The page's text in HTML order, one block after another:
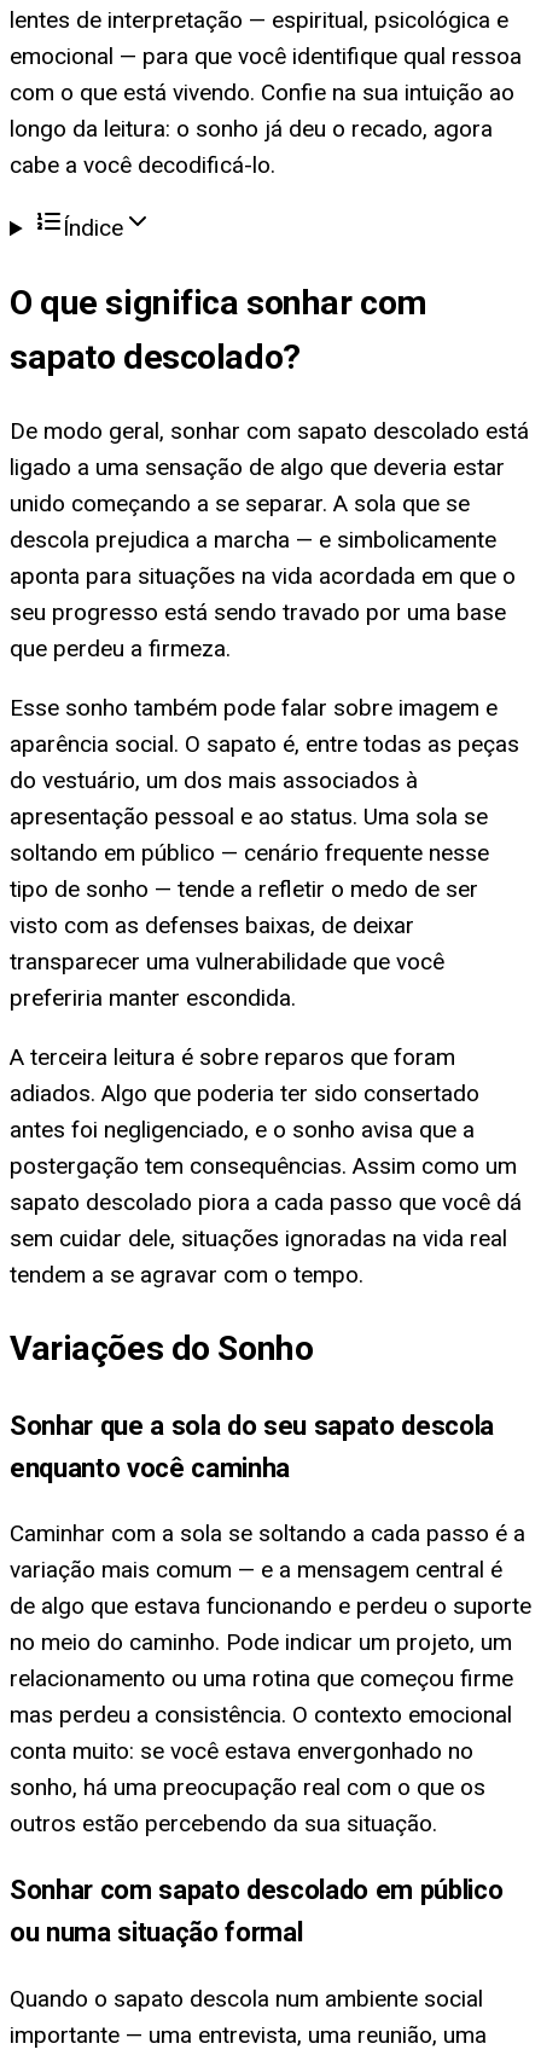
lentes de interpretação — espiritual, psicológica e
emocional — para que você identifique qual ressoa
com o que está vivendo. Confie na sua intuição ao
longo da leitura: o sonho já deu o recado, agora
cabe a você decodificá-lo.
Índice
O que significa sonhar com
sapato descolado?
De modo geral, sonhar com sapato descolado está
ligado a uma sensação de algo que deveria estar
unido começando a se separar. A sola que se
descola prejudica a marcha — e simbolicamente
aponta para situações na vida acordada em que o
seu progresso está sendo travado por uma base
que perdeu a firmeza.
Esse sonho também pode falar sobre imagem e
aparência social. O sapato é, entre todas as peças
do vestuário, um dos mais associados à
apresentação pessoal e ao status. Uma sola se
soltando em público — cenário frequente nesse
tipo de sonho — tende a refletir o medo de ser
visto com as defenses baixas, de deixar
transparecer uma vulnerabilidade que você
preferiria manter escondida.
A terceira leitura é sobre reparos que foram
adiados. Algo que poderia ter sido consertado
antes foi negligenciado, e o sonho avisa que a
postergação tem consequências. Assim como um
sapato descolado piora a cada passo que você dá
sem cuidar dele, situações ignoradas na vida real
tendem a se agravar com o tempo.
Variações do Sonho
Sonhar que a sola do seu sapato descola
enquanto você caminha
Caminhar com a sola se soltando a cada passo é a
variação mais comum — e a mensagem central é
de algo que estava funcionando e perdeu o suporte
no meio do caminho. Pode indicar um projeto, um
relacionamento ou uma rotina que começou firme
mas perdeu a consistência. O contexto emocional
conta muito: se você estava envergonhado no
sonho, há uma preocupação real com o que os
outros estão percebendo da sua situação.
Sonhar com sapato descolado em público
ou numa situação formal
Quando o sapato descola num ambiente social
importante — uma entrevista, uma reunião, uma